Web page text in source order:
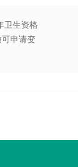
卫生资格
申请变